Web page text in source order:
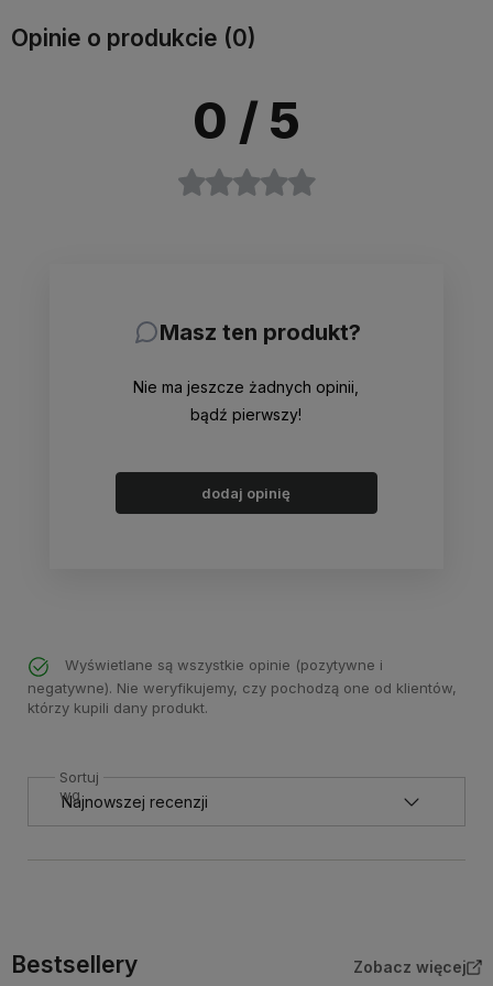
Opinie o produkcie (0)
0 / 5
Masz ten produkt?
Nie ma jeszcze żadnych opinii,
bądź pierwszy!
dodaj opinię
Wyświetlane są wszystkie opinie (pozytywne i
negatywne). Nie weryfikujemy, czy pochodzą one od klientów,
którzy kupili dany produkt.
Sortuj
wg
Bestsellery Zobacz więcej